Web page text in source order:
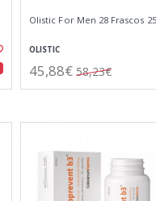
Olistic For Men 28 Frascos
OLISTIC
45,88€ 58,23€